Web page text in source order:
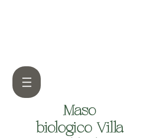
Maso
biologico Villa